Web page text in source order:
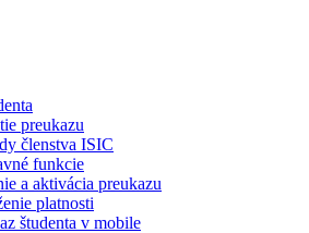
preukazu
členstva ISIC
funkcie
a aktivácia preukazu
platnosti
študenta v mobile